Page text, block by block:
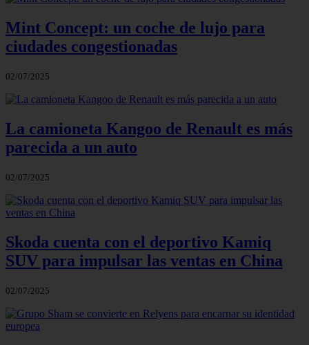
Mint Concept: un coche de lujo para
ciudades congestionadas
02/07/2025
La camioneta Kangoo de Renault es más
parecida a un auto
02/07/2025
Skoda cuenta con el deportivo Kamiq
SUV para impulsar las ventas en China
02/07/2025